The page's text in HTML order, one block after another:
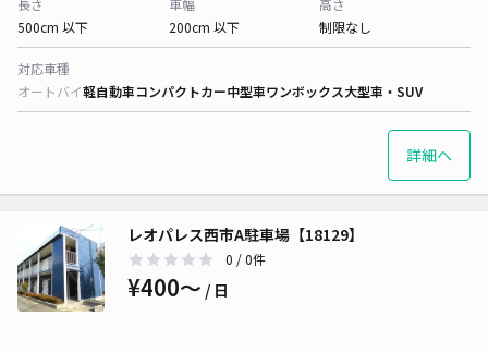
長さ
500cm 以下
車幅
200cm 以下
高さ
制限なし
対応車種
オートバイ軽自動車コンパクトカー中型車ワンボックス大型車・SUV
詳細へ
レオパレス西市A駐車場【18129】
0 / 0件
¥400〜 / 日